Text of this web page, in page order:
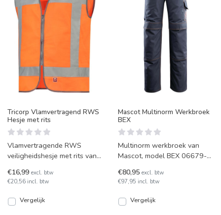
Tricorp Vlamvertragend RWS
Hesje met rits
Vlamvertragende RWS
veiligheidshesje met rits van
Beschikt over gestikte
€16,99 excl. btw
€20,56 incl. btw
Vergelijk
Mascot Multinorm Werkbroek
BEX
Multinorm werkbroek van
Mascot, model BEX 06679-
beschermt tegen vlambogen
en inc
€80,95 excl. btw
€97,95 incl. btw
Vergelijk